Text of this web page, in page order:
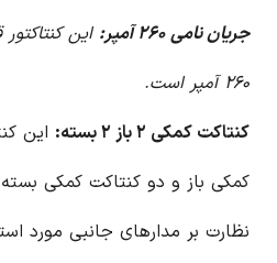
جریان نامی ۲۶۰ آمپر:
این
۲۶۰ آمپر است.
کنتاکت کمکی ۲ باز ۲ بسته:
این
کمکی باز و دو کنتاکت کمکی
نظارت بر مدارهای جانبی مورد